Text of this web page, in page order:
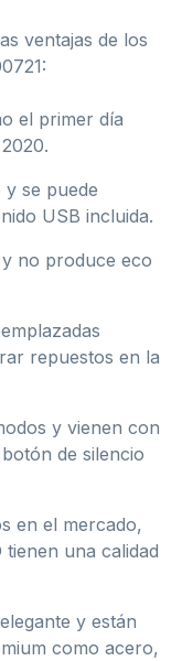
ventajas de los
el primer día
y se puede
USB incluida.
no produce eco
repuestos en la
y vienen con
de silencio
en el mercado,
una calidad
y están
como acero,